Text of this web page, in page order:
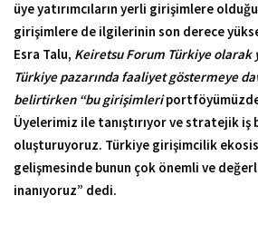
üye yatırımcıların yerli girişimlere
girişimlere de ilgilerinin son derece
Esra Talu, Keiretsu Forum Türkiye olarak
Türkiye pazarında faaliyet göstermeye
belirtirken “bu girişimleri
Üyelerimiz ile tanıştırıyor ve stratejik
oluşturuyoruz. Türkiye girişimcilik
gelişmesinde bunun çok önemli ve
inanıyoruz” dedi.